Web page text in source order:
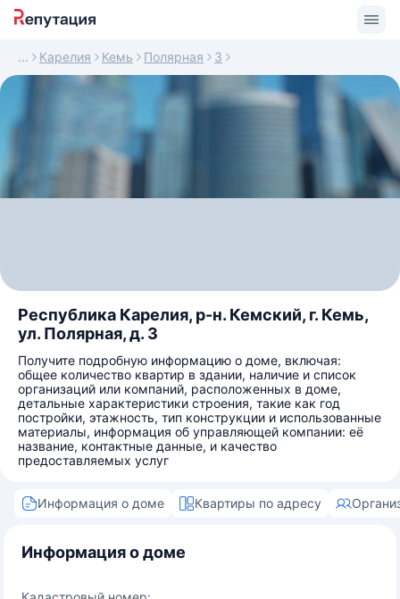
Карелия Кемь Полярная 3
Республика Карелия, р-н. Кемский, г. Кемь,
ул. Полярная, д. 3
Получите подробную информацию о доме, включая:
общее количество квартир в здании, наличие и список
организаций или компаний, расположенных в доме,
детальные характеристики строения, такие как год
постройки, этажность, тип конструкции и использованные
материалы, информация об управляющей компании: её
название, контактные данные, и качество
предоставляемых услуг
Информация о доме Квартиры по адресу
Информация о доме